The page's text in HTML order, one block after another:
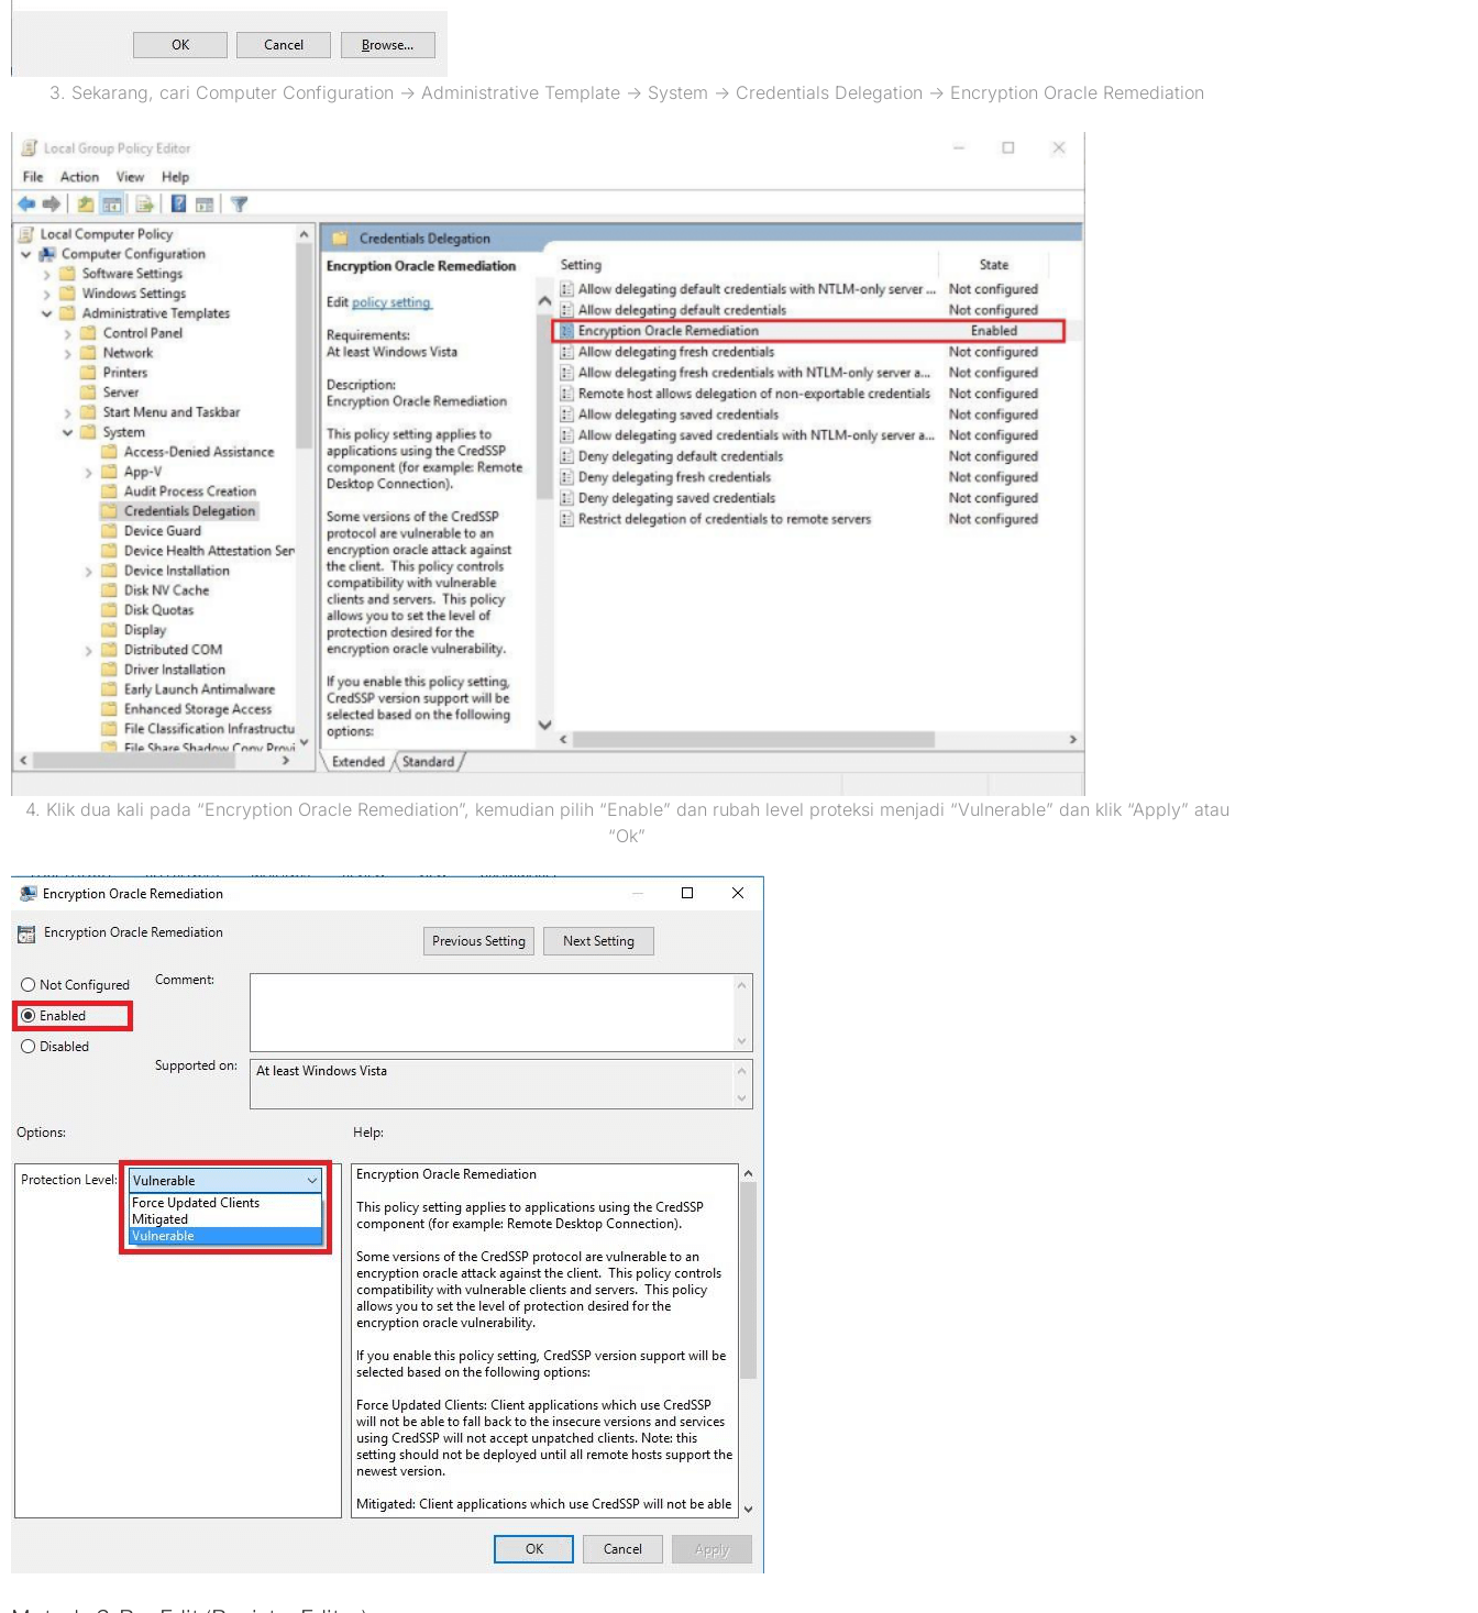
3. Sekarang, cari Computer Configuration -> Administrative Template -> System -> Credentials Delegation -> Encryption Oracle Remediation
4. Klik dua kali pada “Encryption Oracle Remediation”, kemudian pilih “Enable” dan rubah level proteksi menjadi “Vulnerable” dan klik “Apply” atau
“Ok”